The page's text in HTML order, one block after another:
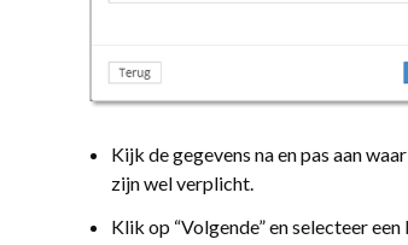
Kijk de gegevens na en pas aan
zijn wel verplicht.
Klik op “Volgende” en selecteer